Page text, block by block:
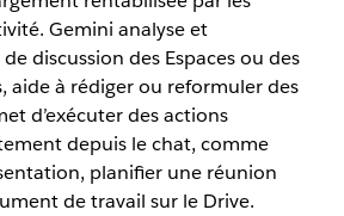
Gemini analyse et
discussion des Espaces ou des
aide à rédiger ou reformuler des
d’exécuter des actions
depuis le chat, comme
planifier une réunion
de travail sur le Drive.